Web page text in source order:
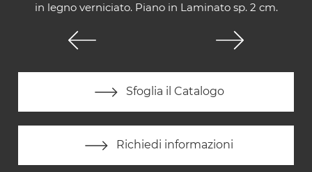
in legno verniciato. Piano in Laminato sp. 2 cm.
Sfoglia il Catalogo
Richiedi informazioni